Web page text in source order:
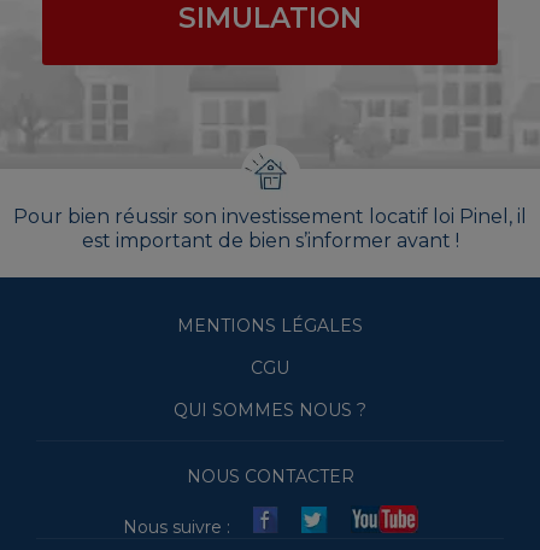
SIMULATION
Pour bien réussir son investissement locatif loi Pinel, il
est important de bien s’informer avant !
MENTIONS LÉGALES
CGU
QUI SOMMES NOUS ?
NOUS CONTACTER
Nous suivre :